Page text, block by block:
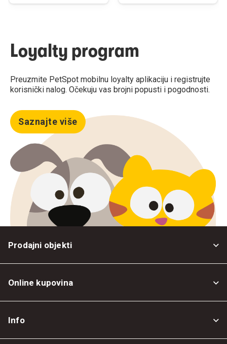
Loyalty program
Preuzmite PetSpot mobilnu loyalty aplikaciju i registrujte
korisnički nalog. Očekuju vas brojni popusti i pogodnosti.
Saznajte više
Prodajni objekti
Online kupovina
Info